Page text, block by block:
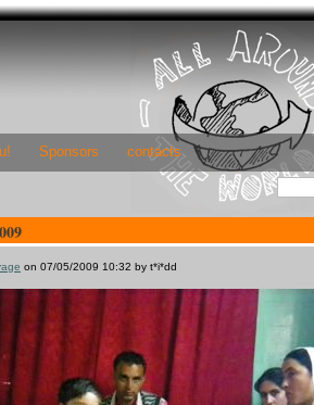
Sponsors contacts
on 07/05/2009 10:32 by t*i*dd